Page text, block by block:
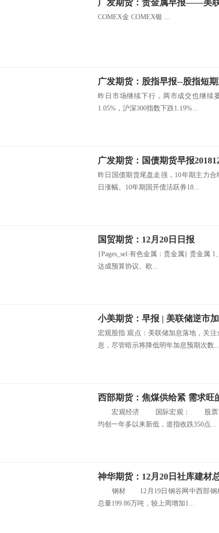
COMEX金 COMEX银 ...
广发期货：股指早报--股指短期
昨日市场继续下行，两市成交也继续
1.05%，沪深300指数下跌1.19%...
昨日国债期货尾盘走强，10年期主力
日涨幅。10年期国开债活跃券18...
国贸期货：12月20日日报
{Pages_sel:有色金属：贵金属} 贵金属
达成预算协议。欧...
宏观股指 观点：美联储加息落地，关
息，尽管暗示将降低明年加息预期次数
西部期货：焦煤供给紧 需求旺
宏观经济 国际宏观： 股票市场
均创一年多以来新低，道指收跌350点...
神华期货：12月20日社库建材
钢材 12月19日钢谷网中西部钢材
总量199.86万吨，较上周增加1...